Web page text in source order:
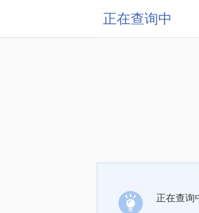
正在查询中
正在查询